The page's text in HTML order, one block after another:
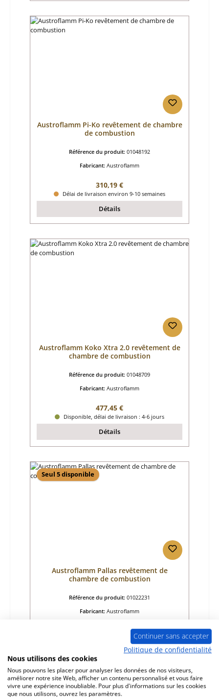
Austroflamm Pi-Ko revêtement de chambre
de combustion
Référence du produit: 01048192
Fabricant: Austroflamm
Prix régulier :
310,19 €
Délai de livraison environ 9-10 semaines
Détails
Austroflamm Koko Xtra 2.0 revêtement de
chambre de combustion
Référence du produit: 01048709
Fabricant: Austroflamm
Prix régulier :
477,45 €
Disponible, délai de livraison : 4-6 jours
Détails
Seul 5 disponible
Austroflamm Pallas revêtement de
chambre de combustion
Référence du produit: 01022231
Fabricant: Austroflamm
Prix régulier :
Disponible, délai de livraison : 4-6 joursContinuer sans accepter
Politique de confidentialité
Nous utilisons des cookies
Nous pouvons les placer pour analyser les données de nos visiteurs,
améliorer notre site Web, afficher un contenu personnalisé et vous faire
vivre une expérience inoubliable. Pour plus d'informations sur les cookies
que nous utilisons, ouvrez les paramètres.